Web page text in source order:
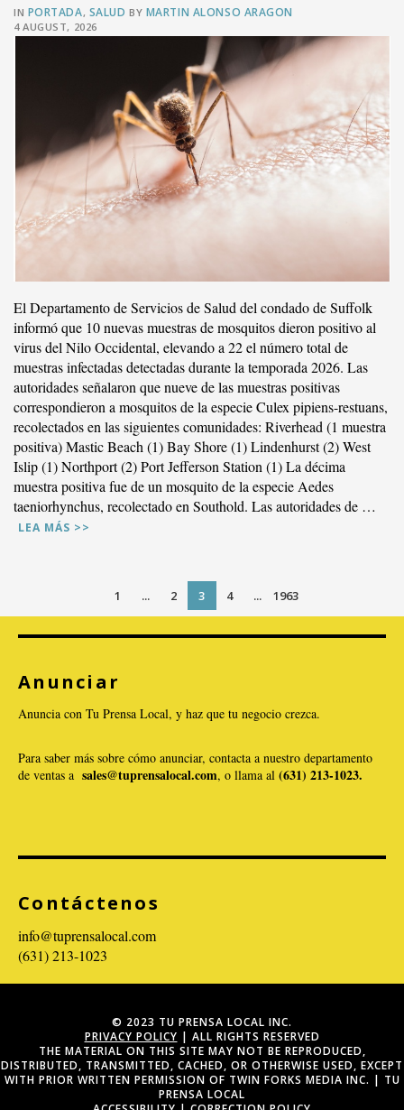
IN PORTADA, SALUD BY MARTIN ALONSO ARAGON
4 AUGUST, 2026
El Departamento de Servicios de Salud del condado de Suffolk
informó que 10 nuevas muestras de mosquitos dieron positivo al
virus del Nilo Occidental, elevando a 22 el número total de
muestras infectadas detectadas durante la temporada 2026. Las
autoridades señalaron que nueve de las muestras positivas
correspondieron a mosquitos de la especie Culex pipiens-restuans,
recolectados en las siguientes comunidades: Riverhead (1 muestra
positiva) Mastic Beach (1) Bay Shore (1) Lindenhurst (2) West
Islip (1) Northport (2) Port Jefferson Station (1) La décima
muestra positiva fue de un mosquito de la especie Aedes
taeniorhynchus, recolectado en Southold. Las autoridades de …
LEA MÁS >>
1 ... 2 3 4 ... 1963
Anunciar
Anuncia con Tu Prensa Local, y haz que tu negocio crezca.
Para saber más sobre cómo anunciar, contacta a nuestro departamento
de ventas a sales@tuprensalocal.com, o llama al (631) 213-1023.
Contáctenos
info@tuprensalocal.com
(631) 213-1023
© 2023 TU PRENSA LOCAL INC.
PRIVACY POLICY | ALL RIGHTS RESERVED
THE MATERIAL ON THIS SITE MAY NOT BE REPRODUCED,
DISTRIBUTED, TRANSMITTED, CACHED, OR OTHERWISE USED, EXCEPT
WITH PRIOR WRITTEN PERMISSION OF TWIN FORKS MEDIA INC. | TU
PRENSA LOCAL